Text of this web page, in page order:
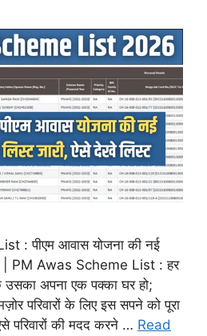
: पीएम आवास योजना की नई
| PM Awas Scheme List : हर
उसका अपना एक पक्का घर हो;
परिवारों के लिए इस सपने को पूरा
परिवारों की मदद करने … Read